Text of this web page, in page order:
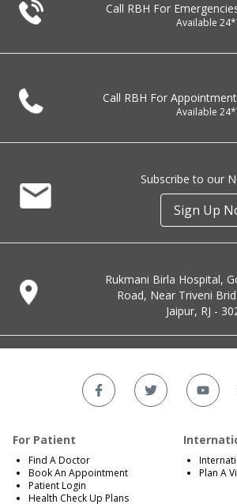
Call RBH For
Available
Call RBH For
Available
Subscribe to our
Sign Up
Rukmani Birla Hospital,
Road, Near Triveni
Jaipur, RJ -
For Patient
Find A Doctor
Book An Appointment
Patient Login
Health Check Up Plans
Plan A